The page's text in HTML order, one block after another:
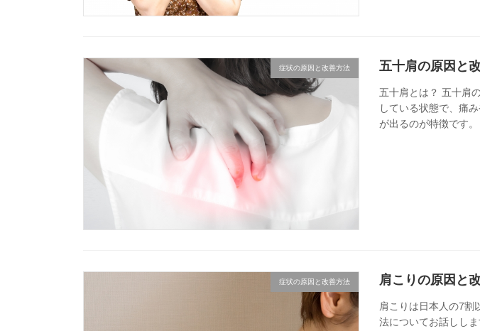
症状の原因と改善方法 五十肩の原因と
五十肩とは？ 五十肩
している状態で、痛
が出るのが特徴です
症状の原因と改善方法 肩こりの原因と
肩こりは日本人の7割
法についてお話しし